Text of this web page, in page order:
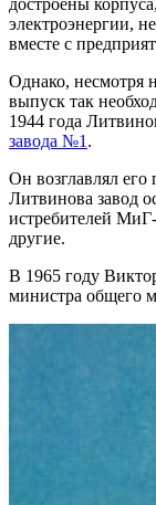
электроэнергии,
вместе с
Однако, несмотря
выпуск так
1944 года
завода №1 .
Он возглавлял
Литвинова завод
истребителей
другие.
В 1965 году
министра общего